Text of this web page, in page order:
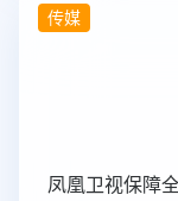
传媒
凤凰卫视保障